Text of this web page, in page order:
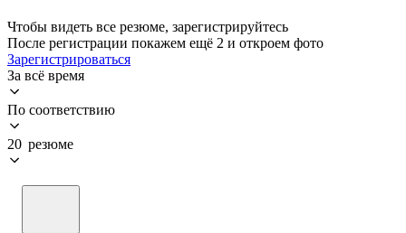
Чтобы видеть все резюме, зарегистрируйтесь
После регистрации покажем ещё 2 и откроем фото
Зарегистрироваться
За всё время
По соответствию
20 резюме